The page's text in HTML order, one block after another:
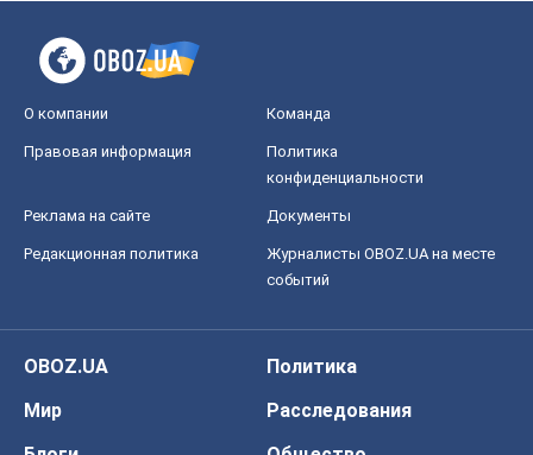
О компании Команда
Правовая информация
Политика
конфиденциальности
Реклама на сайте Документы
Редакционная политика
Журналисты OBOZ.UA на месте
событий
OBOZ.UA
Политика
Мир
Расследования